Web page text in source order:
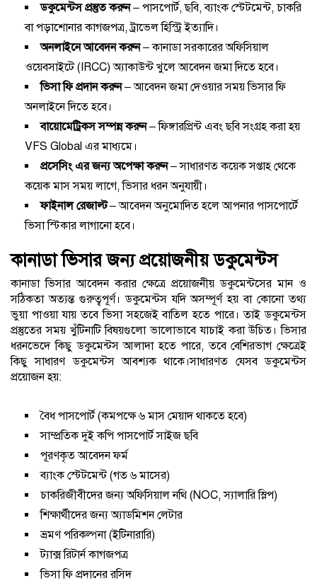
ডকুমেন্টস প্রস্তুত করুন– পাসপোর্ট, ছবি, ব্যাংক স্টেটমেন্ট, চাকরি
বা পড়াশোনার কাগজপত্র, ট্রাভেল হিস্ট্রি ইত্যাদি।
অনলাইনে আবেদন করুন– কানাডা সরকারের অফিসিয়াল
ওয়েবসাইটে (IRCC) অ্যাকাউন্ট খুলে আবেদন জমা দিতে হবে।
ভিসা ফি প্রদান করুন– আবেদন জমা দেওয়ার সময় ভিসার ফি
অনলাইনে দিতে হবে।
বায়োমেট্রিকস সম্পন্ন করুন– ফিঙ্গারপ্রিন্ট এবং ছবি সংগ্রহ করা হয়
VFS Global এর মাধ্যমে।
প্রসেসিং এর জন্য অপেক্ষা করুন– সাধারণত কয়েক সপ্তাহ থেকে
কয়েক মাস সময় লাগে, ভিসার ধরন অনুযায়ী।
ফাইনাল রেজাল্ট– আবেদন অনুমোদিত হলে আপনার পাসপোর্টে
ভিসা স্টিকার লাগানো হবে।
কানাডা ভিসার জন্য প্রয়োজনীয় ডকুমেন্টস
কানাডা ভিসার আবেদন করার ক্ষেত্রে প্রয়োজনীয় ডকুমেন্টসের মান ও
সঠিকতা অত্যন্ত গুরুত্বপূর্ণ। ডকুমেন্টস যদি অসম্পূর্ণ হয় বা কোনো তথ্য
ভুয়া পাওয়া যায় তবে ভিসা সহজেই বাতিল হতে পারে। তাই ডকুমেন্টস
প্রস্তুতের সময় খুঁটিনাটি বিষয়গুলো ভালোভাবে যাচাই করা উচিত। ভিসার
ধরনভেদে কিছু ডকুমেন্টস আলাদা হতে পারে, তবে বেশিরভাগ ক্ষেত্রেই
কিছু সাধারণ ডকুমেন্টস আবশ্যক থাকে।সাধারণত যেসব ডকুমেন্টস
প্রয়োজন হয়:
বৈধ পাসপোর্ট (কমপক্ষে ৬ মাস মেয়াদ থাকতে হবে)
সাম্প্রতিক দুই কপি পাসপোর্ট সাইজ ছবি
পূরণকৃত আবেদন ফর্ম
ব্যাংক স্টেটমেন্ট (গত ৬ মাসের)
চাকরিজীবীদের জন্য অফিসিয়াল নথি (NOC, স্যালারি স্লিপ)
শিক্ষার্থীদের জন্য অ্যাডমিশন লেটার
ভ্রমণ পরিকল্পনা (ইটিনারারি)
ট্যাক্স রিটার্ন কাগজপত্র
ভিসা ফি প্রদানের রসিদ